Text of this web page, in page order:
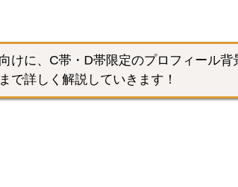
けに、C帯・D帯限定のプロフィール背
で詳しく解説していきます！